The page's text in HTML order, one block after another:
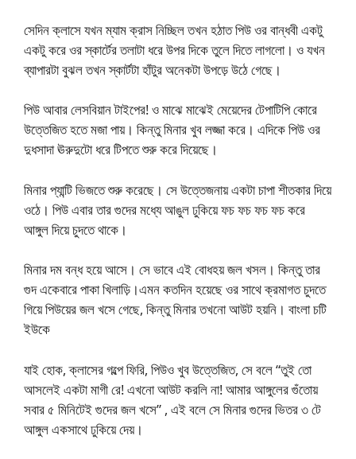
সেদিন ক্লাসে যখন ম্যাম ক্রাস নিচ্ছিল তখন হঠাত পিউ ওর বান্ধবী একটু
একটু করে ওর স্কার্টের তলাটা ধরে উপর দিকে তুলে দিতে লাগলো। ও যখন
ব্যাপারটা বুঝল তখন স্কার্টটা হাঁটুর অনেকটা উপড়ে উঠে গেছে।
পিউ আবার লেসবিয়ান টাইপের! ও মাঝে মাঝেই মেয়েদের টেপাটিপি কোরে
উত্তেজিত হতে মজা পায়। কিন্তু মিনার খুব লজ্জা করে। এদিকে পিউ ওর
দুধসাদা ঊরুদুটো ধরে টিপতে শুরু করে দিয়েছে।
মিনার প্যান্টি ভিজতে শুরু করেছে। সে উত্তেজনায় একটা চাপা শীতকার দিয়ে
ওঠে। পিউ এবার তার গুদের মধ্যে আঙুল ঢুকিয়ে ফচ ফচ ফচ ফচ করে
আঙ্গুল দিয়ে চুদতে থাকে।
মিনার দম বন্ধ হয়ে আসে। সে ভাবে এই বোধহয় জল খসল। কিন্তু তার
গুদ একেবারে পাকা খিলাড়ি।এমন কতদিন হয়েছে ওর সাথে ক্রমাগত চুদতে
গিয়ে পিউয়ের জল খসে গেছে, কিন্তু মিনার তখনো আউট হয়নি। বাংলা চটি
ইউকে
যাই হোক, ক্লাসের গল্পে ফিরি, পিউও খুব উত্তেজিত, সে বলে “তুই তো
আসলেই একটা মাগী রে! এখনো আউট করলি না! আমার আঙ্গুলের গুঁতোয়
সবার ৫ মিনিটেই গুদের জল খসে” , এই বলে সে মিনার গুদের ভিতর ৩ টে
আঙ্গুল একসাথে ঢুকিয়ে দেয়।